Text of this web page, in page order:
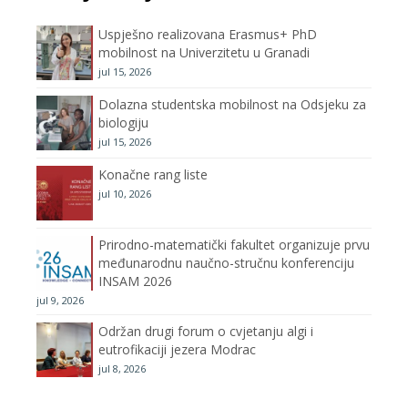
o
o
k
e
r
r
e
e
Uspješno realizovana Erasmus+ PhD
mobilnost na Univerzitetu u Granadi
jul 15, 2026
Dolazna studentska mobilnost na Odsjeku za
biologiju
jul 15, 2026
Konačne rang liste
jul 10, 2026
Prirodno-matematički fakultet organizuje prvu
međunarodnu naučno-stručnu konferenciju
INSAM 2026
jul 9, 2026
Održan drugi forum o cvjetanju algi i
eutrofikaciji jezera Modrac
jul 8, 2026